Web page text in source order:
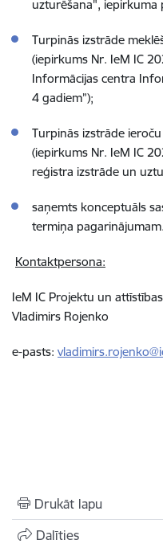
uzturēšana",
Turpinās izstrāde
(iepirkums Nr. IeM IC
Informācijas centra
4 gadiem”);
Turpinās izstrāde
(iepirkums Nr. IeM IC
reģistra izstrāde un
saņemts konceptuāls
termiņa pagarinājumam.
Kontaktpersona:
IeM IC Projektu un
Vladimirs Rojenko
e-pasts:
Drukāt lapu
Dalīties